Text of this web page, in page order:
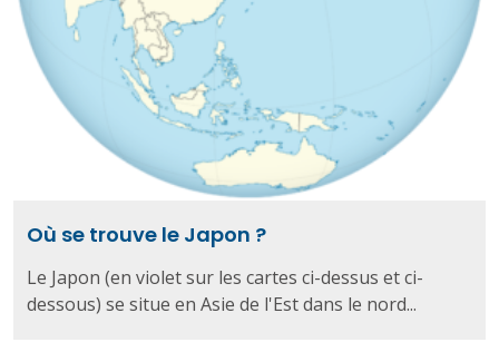
Où se trouve le Japon ?
Le Japon (en violet sur les cartes ci-dessus et ci-
dessous) se situe en Asie de l'Est dans le nord...